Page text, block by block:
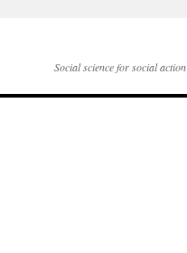
Social science for social action